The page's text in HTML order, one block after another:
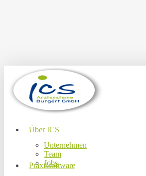
Menu
Über ICS
Unternehmen
Team
Jobs
Praxissoftware